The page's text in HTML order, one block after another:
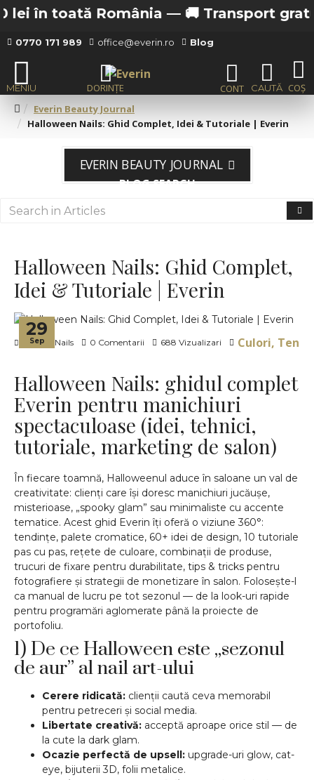
România —🚚 Transport gratuit de
0770 171 989 office@everin.ro Blog
Everin Beauty Journal
Halloween Nails: Ghid Complet, Idei & Tutoriale | Everin
EVERIN BEAUTY JOURNAL
BLOG SEARCH
Halloween Nails: Ghid Complet,
Idei & Tutoriale | Everin
29
Sep
Viviana Nails 0 Comentarii 688 Vizualizari Culori,
Halloween Nails: ghidul complet
Everin pentru manichiuri
spectaculoase (idei, tehnici,
tutoriale, marketing de salon)
În fiecare toamnă, Halloweenul aduce în saloane un val de
creativitate: clienți care își doresc manichiuri jucăușe,
misterioase, „spooky glam” sau minimaliste cu accente
tematice. Acest ghid Everin îți oferă o viziune 360°:
tendințe, palete cromatice, 60+ idei de design, 10 tutoriale
pas cu pas, rețete de culoare, combinații de produse,
trucuri de fixare pentru durabilitate, tips & tricks pentru
fotografiere și strategii de monetizare în salon. Folosește-l
ca manual de lucru pe tot sezonul — de la look-uri rapide
pentru programări aglomerate până la proiecte de
portofoliu.
1) De ce Halloween este „sezonul
de aur” al nail art-ului
Cerere ridicată: clienții caută ceva memorabil
pentru petreceri și social media.
Libertate creativă: acceptă aproape orice stil — de
la cute la dark glam.
Ocazie perfectă de upsell: upgrade-uri glow, cat-
eye, bijuterii 3D, folii metalice.